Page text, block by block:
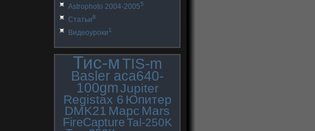
Astrophoto 2004-20055
Статьи8
Видеоуроки1
Тис-мTIS-m
Basler aca640-
100gmJupiter
Registax 6 Юпитер
DMK21 Марс Mars
FireCaptureTal-250K